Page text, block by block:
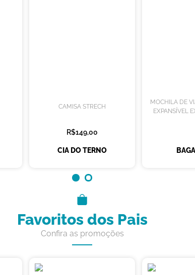
CAMISA STRECH
R$149,00
CIA DO TERNO
MOCHILA DE
EXPANSÍVEL
Favoritos dos Pais
Confira as promoções